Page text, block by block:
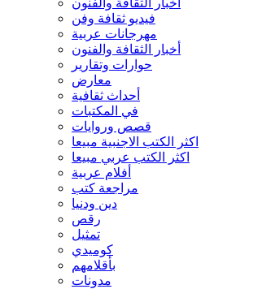
أخبار الثقافة والفنون
فيديو ثقافة وفن
مهرجانات عربية
أخبار الثقافة والفنون
حوارات وتقارير
معارض
أحداث ثقافية
في المكتبات
قصص وروايات
اكثر الكتب الاجنبية مبيعا
اكثر الكتب عربي مبيعا
أفلام عربية
مراجعة كتب
دين ودنيا
رقص
تمثيل
كوميدي
بأقلامهم
مدونات